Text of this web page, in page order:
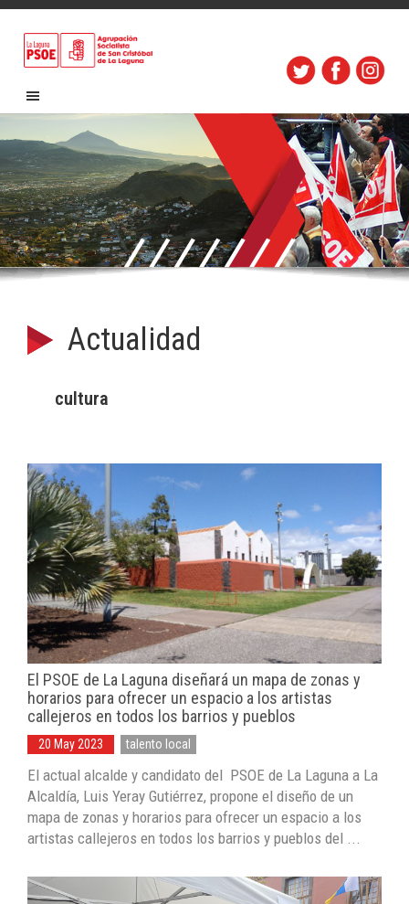
Actualidad
cultura
El PSOE de La Laguna diseñará un mapa de zonas y
horarios para ofrecer un espacio a los artistas
callejeros en todos los barrios y pueblos
20 May 2023 talento local
El actual alcalde y candidato del PSOE de La Laguna a La
Alcaldía, Luis Yeray Gutiérrez, propone el diseño de un
mapa de zonas y horarios para ofrecer un espacio a los
artistas callejeros en todos los barrios y pueblos del ...